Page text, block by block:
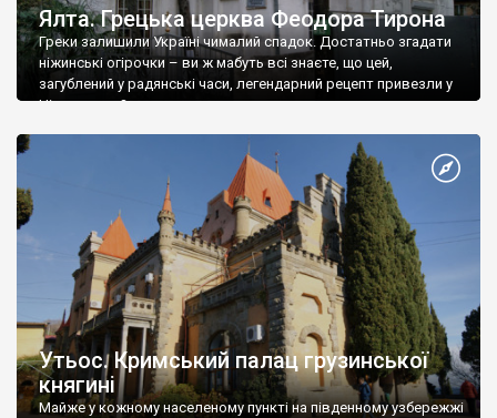
Ялта. Грецька церква Феодора Тирона
Греки залишили Україні чималий спадок. Достатньо згадати
ніжинські огірочки – ви ж мабуть всі знаєте, що цей,
загублений у радянські часи, легендарний рецепт привезли у
Ніжин греки?
Утьос. Кримський палац грузинської
княгині
Майже у кожному населеному пункті на південному узбережжі